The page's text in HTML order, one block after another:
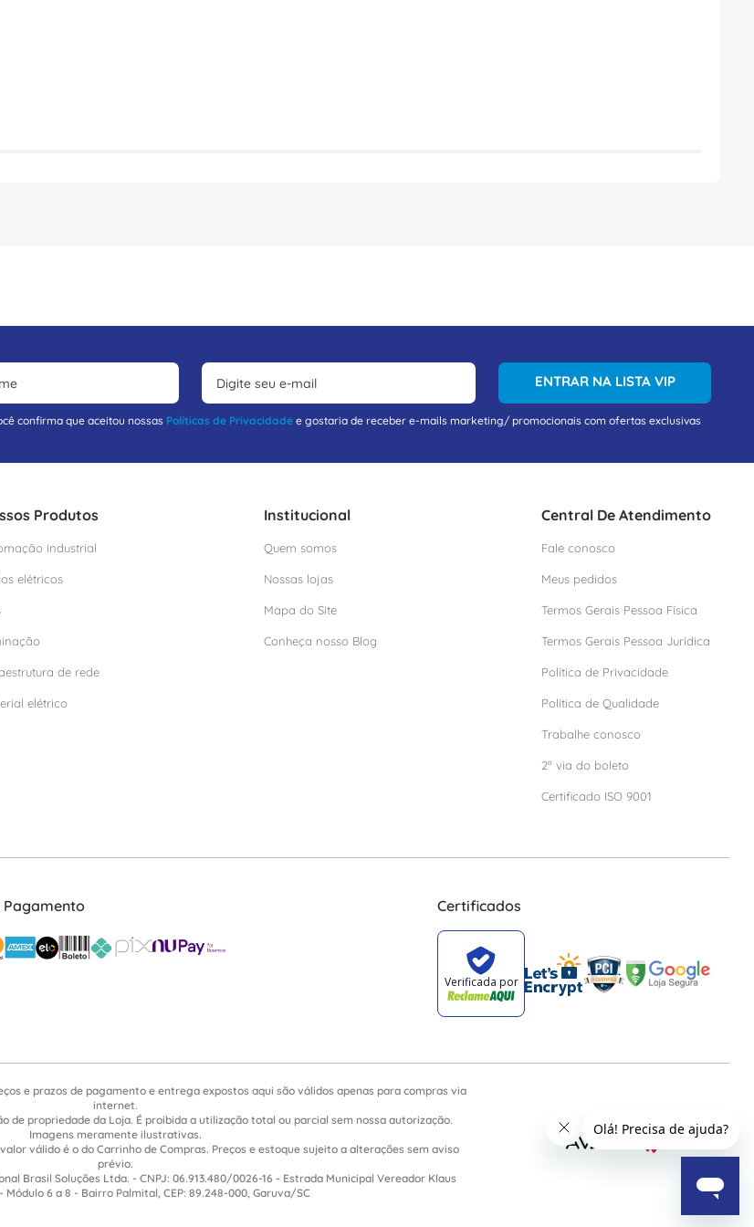
ENTRAR NA LISTA VIP
confirma que aceitou nossas Políticas de Privacidade e gostaria de receber e-mails marketing/ promocionais com ofertas exclusivas
Produtos
industrial
elétricos
de rede
elétrico
Institucional
Quem somos
Nossas lojas
Mapa do Site
Conheça nosso Blog
Central De Atendimento
Fale conosco
Meus pedidos
Termos Gerais Pessoa Física
Termos Gerais Pessoa Jurídica
Política de Privacidade
Política de Qualidade
Trabalhe conosco
2º via do boleto
Certificado ISO 9001
Pagamento Certificados
e prazos de pagamento e entrega expostos aqui são válidos apenas para compras via
internet.
de propriedade da Loja. É proibida a utilização total ou parcial sem nossa autorização.
Imagens meramente ilustrativas.
válido é o do Carrinho de Compras. Preços e estoque sujeito a alterações sem aviso
prévio.
Brasil Soluções Ltda. - CNPJ: 06.913.480/0026-16 - Estrada Municipal Vereador Klaus
Módulo 6 a 8 - Bairro Palmital, CEP: 89.248-000, Garuva/SC